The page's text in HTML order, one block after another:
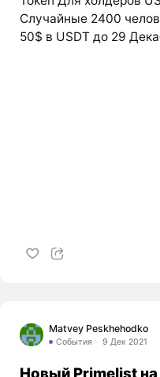
Случайные 2400
50$ в USDT до 29
Matvey Peskhehodko
События 9 Дек 2021
Новый Primelist